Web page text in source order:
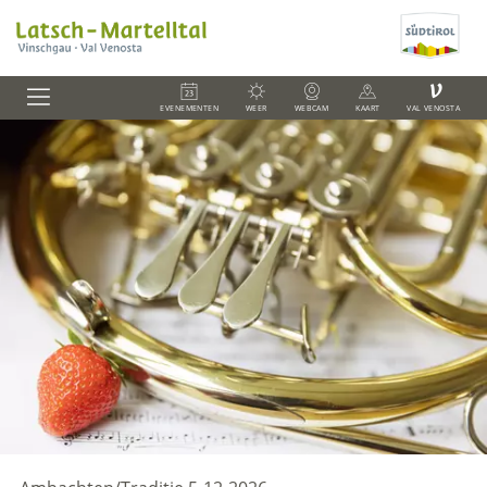
EVENEMENTEN WEER WEBCAM KAART
V
VAL VENOSTA